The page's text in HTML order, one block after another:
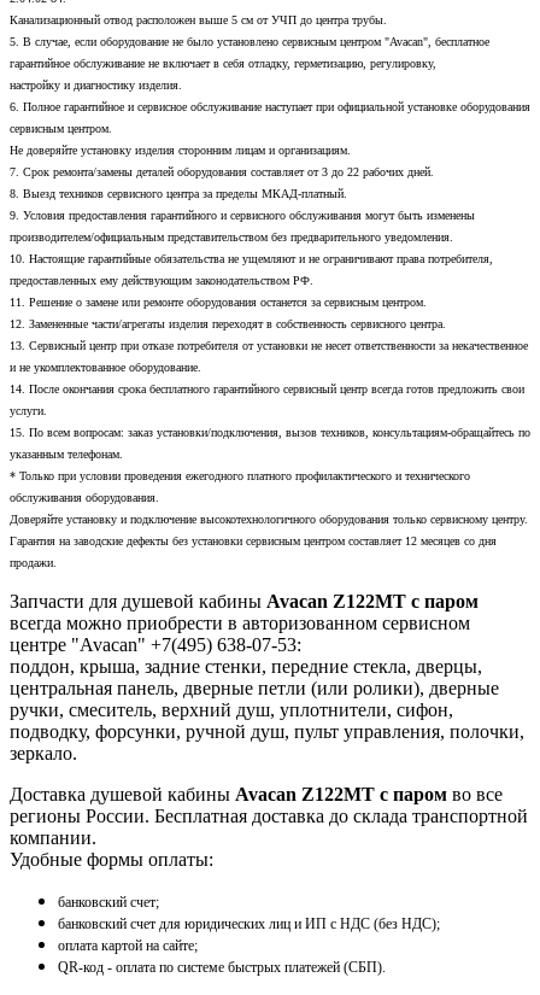
Канализационный отвод расположен выше 5 см от УЧП до центра трубы.
5. В случае, если оборудование не было установлено сервисным центром "Avacan", бесплатное
гарантийное обслуживание не включает в себя отладку, герметизацию, регулировку,
настройку и диагностику изделия.
6. Полное гарантийное и сервисное обслуживание наступает при официальной установке оборудования
сервисным центром.
Не доверяйте установку изделия сторонним лицам и организациям.
7. Срок ремонта/замены деталей оборудования составляет от 3 до 22 рабочих дней.
8. Выезд техников сервисного центра за пределы МКАД-платный.
9. Условия предоставления гарантийного и сервисного обслуживания могут быть изменены
производителем/официальным представительством без предварительного уведомления.
10. Настоящие гарантийные обязательства не ущемляют и не ограничивают права потребителя,
предоставленных ему действующим законодательством РФ.
11. Решение о замене или ремонте оборудования останется за сервисным центром.
12. Замененные части/агрегаты изделия переходят в собственность сервисного центра.
13. Сервисный центр при отказе потребителя от установки не несет ответственности за некачественное
и не укомплектованное оборудование.
14. После окончания срока бесплатного гарантийного сервисный центр всегда готов предложить свои
услуги.
15. По всем вопросам: заказ установки/подключения, вызов техников, консультациям-обращайтесь по
указанным телефонам.
* Только при условии проведения ежегодного платного профилактического и технического
обслуживания оборудования.
Доверяйте установку и подключение высокотехнологичного оборудования только сервисному центру.
Гарантия на заводские дефекты без установки сервисным центром составляет 12 месяцев со дня
продажи.
Запчасти для душевой кабины Avacan Z122MT с паром
всегда можно приобрести в авторизованном сервисном
центре "Avacan" +7(495) 638-07-53:
поддон, крыша, задние стенки, передние стекла, дверцы,
центральная панель, дверные петли (или ролики), дверные
ручки, смеситель, верхний душ, уплотнители, сифон,
подводку, форсунки, ручной душ, пульт управления, полочки,
зеркало.
Доставка душевой кабины Avacan Z122MT с паром во все
регионы России. Бесплатная доставка до склада транспортной
компании.
Удобные формы оплаты:
банковский счет;
банковский счет для юридических лиц и ИП с НДС (без НДС);
оплата картой на сайте;
QR-код - оплата по системе быстрых платежей (СБП).